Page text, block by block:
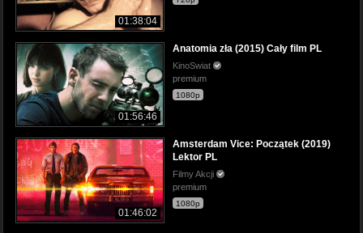
01:38:04
01:56:46
Anatomia zła (2015) Cały film PL
KinoSwiat
premium
1080p
01:46:02
Amsterdam Vice: Początek (2019)
Lektor PL
Filmy Akcji
premium
1080p